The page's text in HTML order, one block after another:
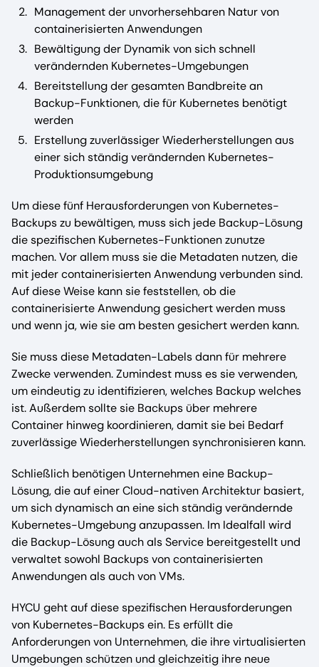
Management der unvorhersehbaren Natur von
containerisierten Anwendungen
Bewältigung der Dynamik von sich schnell
verändernden Kubernetes-Umgebungen
Bereitstellung der gesamten Bandbreite an
Backup-Funktionen, die für Kubernetes benötigt
werden
Erstellung zuverlässiger Wiederherstellungen aus
einer sich ständig verändernden Kubernetes-
Produktionsumgebung
Um diese fünf Herausforderungen von Kubernetes-
Backups zu bewältigen, muss sich jede Backup-Lösung
die spezifischen Kubernetes-Funktionen zunutze
machen. Vor allem muss sie die Metadaten nutzen, die
mit jeder containerisierten Anwendung verbunden sind.
Auf diese Weise kann sie feststellen, ob die
containerisierte Anwendung gesichert werden muss
und wenn ja, wie sie am besten gesichert werden kann.
Sie muss diese Metadaten-Labels dann für mehrere
Zwecke verwenden. Zumindest muss es sie verwenden,
um eindeutig zu identifizieren, welches Backup welches
ist. Außerdem sollte sie Backups über mehrere
Container hinweg koordinieren, damit sie bei Bedarf
zuverlässige Wiederherstellungen synchronisieren kann.
Schließlich benötigen Unternehmen eine Backup-
Lösung, die auf einer Cloud-nativen Architektur basiert,
um sich dynamisch an eine sich ständig verändernde
Kubernetes-Umgebung anzupassen. Im Idealfall wird
die Backup-Lösung auch als Service bereitgestellt und
verwaltet sowohl Backups von containerisierten
Anwendungen als auch von VMs.
HYCU geht auf diese spezifischen Herausforderungen
von Kubernetes-Backups ein. Es erfüllt die
Anforderungen von Unternehmen, die ihre virtualisierten
Umgebungen schützen und gleichzeitig ihre neue